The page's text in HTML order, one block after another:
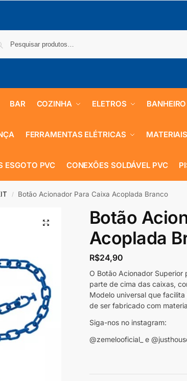
BAR COZINHA ELETROS BANHEIRO
FERRAMENTAS ELÉTRICAS
ESGOTO PVC CONEXÕES SOLDÁVEL PVC
/ Botão Acionador Para Caixa Acoplada Branco
Botão
Acoplada
R$24,90
O Botão Acionador
parte de cima das caixas,
Modelo universal que
de ser fabricado com
Siga-nos no instagram:
@zemelooficial_ e